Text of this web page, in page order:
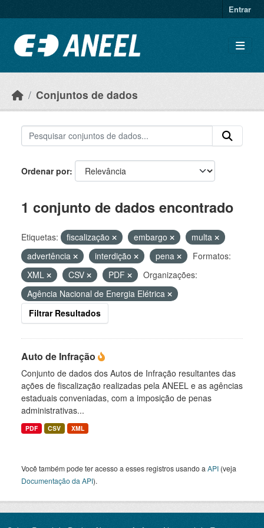
Entrar
Conjuntos de dados
Ordenar por
1 conjunto de dados encontrado
Etiquetas: fiscalização embargo
multa
advertência
interdição pena
Formatos:
XML
CSV PDF
Organizações:
Agência Nacional de Energia Elétrica
Filtrar Resultados
Auto de Infração
Conjunto de dados dos Autos de Infração resultantes das
ações de fiscalização realizadas pela ANEEL e as agências
estaduais conveniadas, com a imposição de penas
administrativas...
PDF CSV XML
Você também pode ter acesso a esses registros usando a API (veja
Documentação da API).